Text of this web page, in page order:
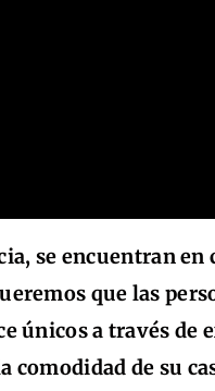
se encuentran
que las
únicos a través de
comodidad de su